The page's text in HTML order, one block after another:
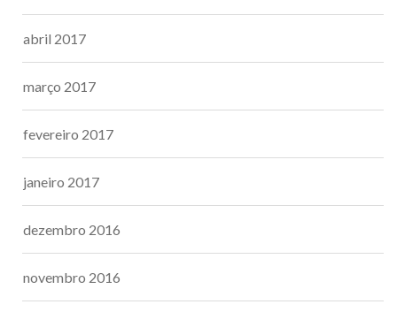
abril 2017
março 2017
fevereiro 2017
janeiro 2017
dezembro 2016
novembro 2016